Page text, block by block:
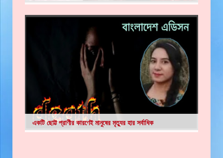
একটি ছোট্ট প্রাণীর কারণেই মানুষের মৃত্যুর হার সর্বাধিক